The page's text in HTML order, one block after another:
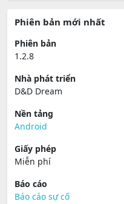
Phiên bản mới nhất
Phiên bản
1.2.8
Nhà phát triển
D&D Dream
Nền tảng
Android
Giấy phép
Miễn phí
Báo cáo
Báo cáo sự cố